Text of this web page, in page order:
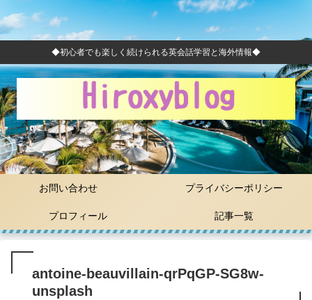
◆初心者でも楽しく続けられる英会話学習と海外情報◆
お問い合わせ プライバシーポリシー
プロフィール 記事一覧
antoine-beauvillain-qrPqGP-SG8w-
unsplash